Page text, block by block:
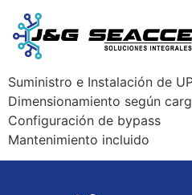
Suministro e Instalación de
Dimensionamiento según
Configuración de bypass
Mantenimiento incluido